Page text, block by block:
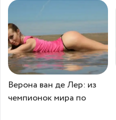
Верона ван де Лер: из
чемпионок мира по